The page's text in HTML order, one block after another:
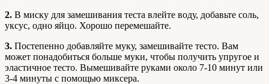
2. В миску для замешивания теста влейте воду, добавьте соль,
уксус, одно яйцо. Хорошо перемешайте.
3. Постепенно добавляйте муку, замешивайте тесто. Вам
может понадобиться больше муки, чтобы получить упругое и
эластичное тесто. Вымешивайте руками около 7-10 минут или
3-4 минуты с помощью миксера.